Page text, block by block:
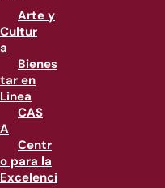
Arte y
Cultur
a
Bienes
tar en
Linea
CAS
A
Centr
o para la
Excelenci